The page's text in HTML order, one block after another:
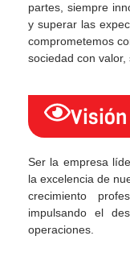
partes, siempre
y superar las
comprometemos
sociedad con valor,
Visión
Ser la empresa
la excelencia de
crecimiento
impulsando el
operaciones.